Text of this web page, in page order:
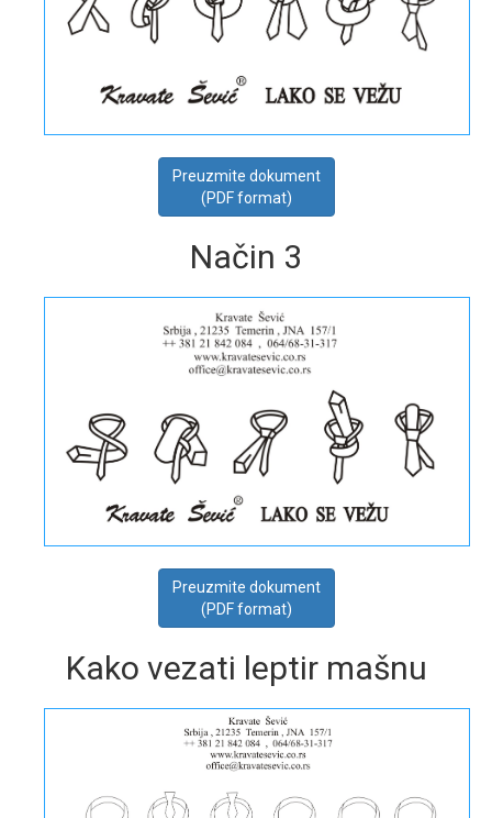
Preuzmite dokument
(PDF format)
Način 3
Preuzmite dokument
(PDF format)
Kako vezati leptir mašnu